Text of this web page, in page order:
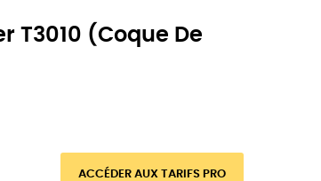
T3010 (coque De
ACCÉDER AUX TARIFS PRO